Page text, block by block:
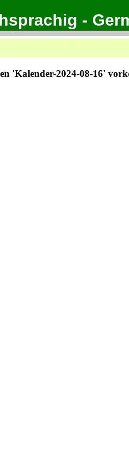
-
'Kalender-2024-08-16'